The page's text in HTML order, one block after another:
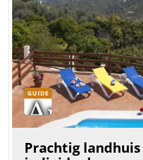
GUIDE
Prachtig